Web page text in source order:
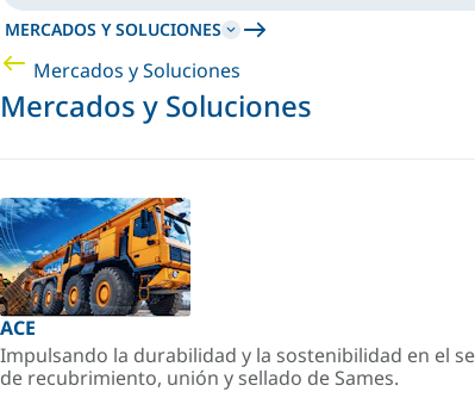
MERCADOS Y SOLUCIONES
Mercados y Soluciones
Mercados y Soluciones
ACE
Impulsando la durabilidad y la sostenibilidad en el
de recubrimiento, unión y sellado de Sames.